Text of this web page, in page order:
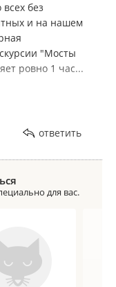
ничего не
Не
без
и на нашем
"Мосты
ровно 1 час...
чем оповещали
по громкой
печатать
гости
мы не
операционного
гости не
от
ответить
для вас.